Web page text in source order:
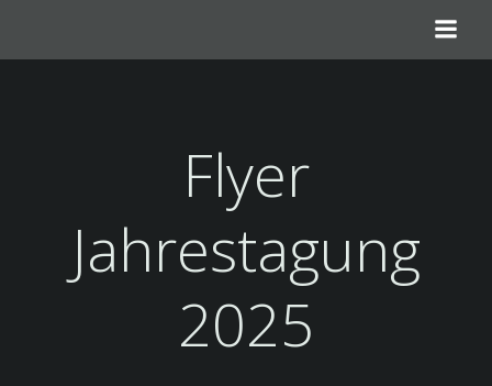
springen
Flyer
Jahrestagung
2025